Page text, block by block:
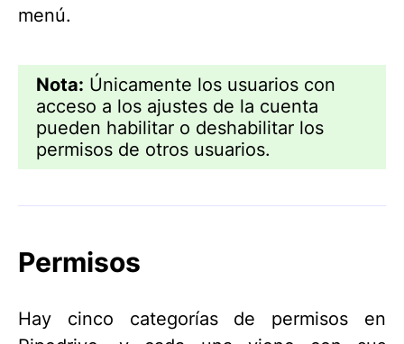
menú.
Nota: Únicamente los usuarios con
acceso a los ajustes de la cuenta
pueden habilitar o deshabilitar los
permisos de otros usuarios.
Permisos
Hay cinco categorías de permisos en